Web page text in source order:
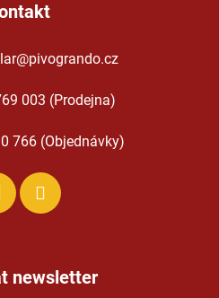
@pivogrando.cz
003 (Prodejna)
766 (Objednávky)
newsletter